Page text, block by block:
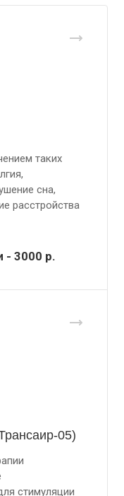
таких
сна,
расстройства
- 3000 р.
05)
стимуляции